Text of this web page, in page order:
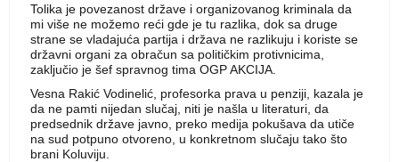
Tolika je povezanost države i organizovanog kriminala da
mi više ne možemo reći gde je tu razlika, dok sa druge
strane se vladajuća partija i država ne razlikuju i koriste se
državni organi za obračun sa političkim protivnicima,
zaključio je šef spravnog tima OGP AKCIJA.
Vesna Rakić Vodinelić, profesorka prava u penziji, kazala je
da ne pamti nijedan slučaj, niti je našla u literaturi, da
predsednik države javno, preko medija pokušava da utiče
na sud potpuno otvoreno, u konkretnom slučaju tako što
brani Koluviju.